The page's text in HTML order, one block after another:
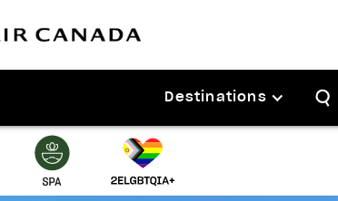
Destinations